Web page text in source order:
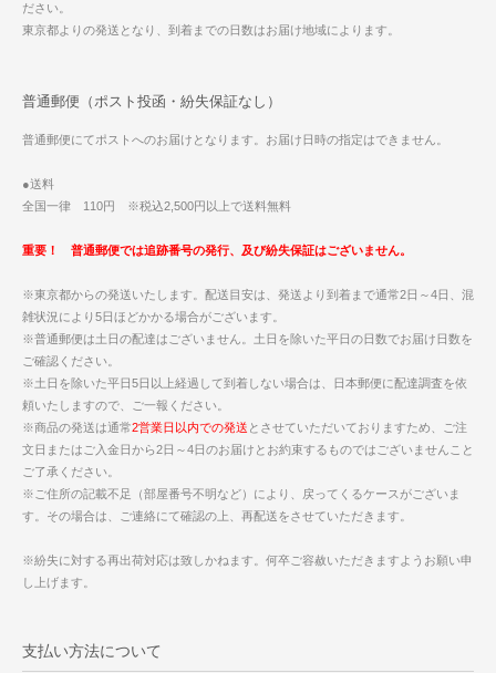
ださい。
東京都よりの発送となり、到着までの日数はお届け地域によります。
普通郵便（ポスト投函・紛失保証なし）
普通郵便にてポストへのお届けとなります。お届け日時の指定はできません。
●送料
全国一律 110円 ※税込2,500円以上で送料無料
重要！ 普通郵便では追跡番号の発行、及び紛失保証はございません。
※東京都からの発送いたします。配送目安は、発送より到着まで通常2日～4日、混
雑状況により5日ほどかかる場合がございます。
※普通郵便は土日の配達はございません。土日を除いた平日の日数でお届け日数を
ご確認ください。
※土日を除いた平日5日以上経過して到着しない場合は、日本郵便に配達調査を依
頼いたしますので、ご一報ください。
※商品の発送は通常2営業日以内での発送 とさせていただいておりますため、ご注
文日またはご入金日から2日～4日のお届けとお約束するものではございませんこと
ご了承ください。
※ご住所の記載不足（部屋番号不明など）により、戻ってくるケースがございま
す。その場合は、ご連絡にて確認の上、再配送をさせていただきます。
※紛失に対する再出荷対応は致しかねます。何卒ご容赦いただきますようお願い申
し上げます。
支払い方法について